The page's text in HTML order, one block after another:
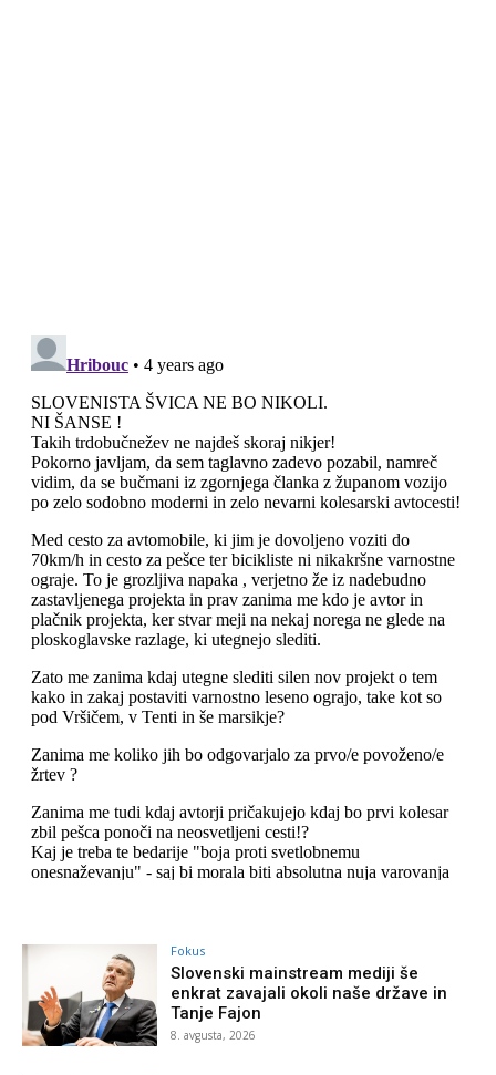
Fokus
Slovenski mainstream mediji še
enkrat zavajali okoli naše države in
Tanje Fajon
8. avgusta, 2026